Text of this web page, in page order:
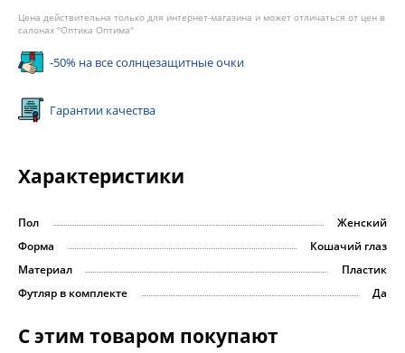
Цена действительна только для интернет-магазина и может отличаться от цен в
салонах "Оптика Оптима"
-50% на все солнцезащитные очки
Гарантии качества
Характеристики
Пол
Женский
Форма
Кошачий глаз
Материал
Пластик
Футляр в комплекте
Да
С этим товаром покупают